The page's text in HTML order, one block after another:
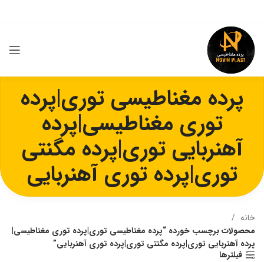
پرده مغناطیسی توری|پرده
توری مغناطیسی|پرده
آهنربایی توری|پرده مگنتی
توری|پرده توری آهنربایی
خانه
محصولات برچسب خورده “پرده مغناطیسی توری|پرده توری مغناطیسی|
پرده آهنربایی توری|پرده مگنتی توری|پرده توری آهنربایی”
فیلترها